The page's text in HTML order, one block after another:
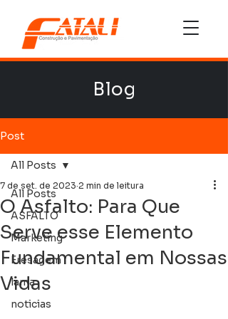
Blog
Post
All Posts
ASFALTO
Marketing
Fresagem
lama
noticias
All Posts
O Asfalto: Para Que
Serve esse Elemento
Fundamental em Nossas
Vidas
7 de set. de 2023 2 min de leitura